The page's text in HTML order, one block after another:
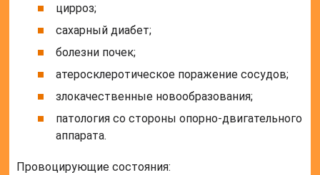
цирроз;
сахарный диабет;
болезни почек;
атеросклеротическое поражение сосудов;
злокачественные новообразования;
патология со стороны опорно-двигательного
аппарата.
Провоцирующие состояния: